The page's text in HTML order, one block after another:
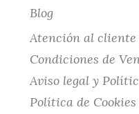
Blog
Atención al
Condiciones de
Aviso legal y
Política de Cookies